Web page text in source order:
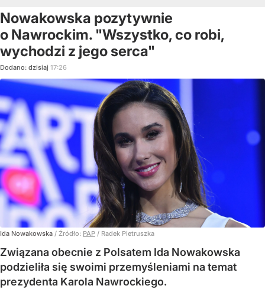
Nowakowska pozytywnie
o Nawrockim. "Wszystko, co robi,
wychodzi z jego serca"
Dodano: dzisiaj 17:26
Ida Nowakowska / Źródło: PAP / Radek Pietruszka
Związana obecnie z Polsatem Ida Nowakowska
podzieliła się swoimi przemyśleniami na temat
prezydenta Karola Nawrockiego.